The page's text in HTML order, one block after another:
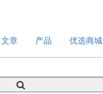
文章 产品 优选商城